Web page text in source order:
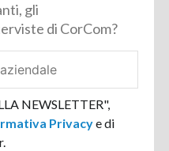
gli
di CorCom?
NEWSLETTER",
Privacye di